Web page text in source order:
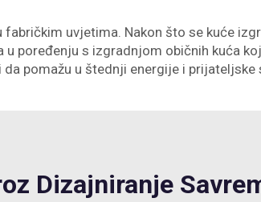
fabričkim uvjetima. Nakon što se kuće
poređenju s izgradnjom običnih kuća
pomažu u štednji energije i prijateljske
Dizajniranje